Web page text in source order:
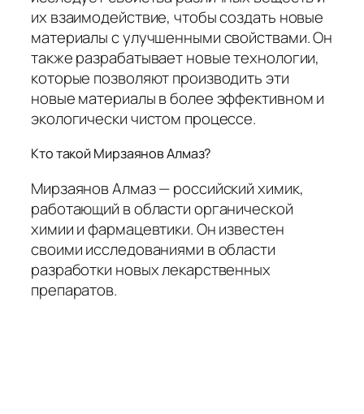
их взаимодействие, чтобы создать новые
материалы с улучшенными свойствами. Он
также разрабатывает новые технологии,
которые позволяют производить эти
новые материалы в более эффективном и
экологически чистом процессе.
Кто такой Мирзаянов Алмаз?
Мирзаянов Алмаз — российский химик,
работающий в области органической
химии и фармацевтики. Он известен
своими исследованиями в области
разработки новых лекарственных
препаратов.